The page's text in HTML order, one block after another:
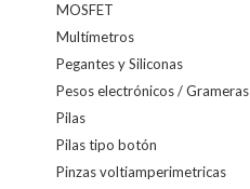
MOSFET
Multímetros
Pegantes y Siliconas
Pesos electrónicos / Grameras
Pilas
Pilas tipo botón
Pinzas voltiamperimetricas